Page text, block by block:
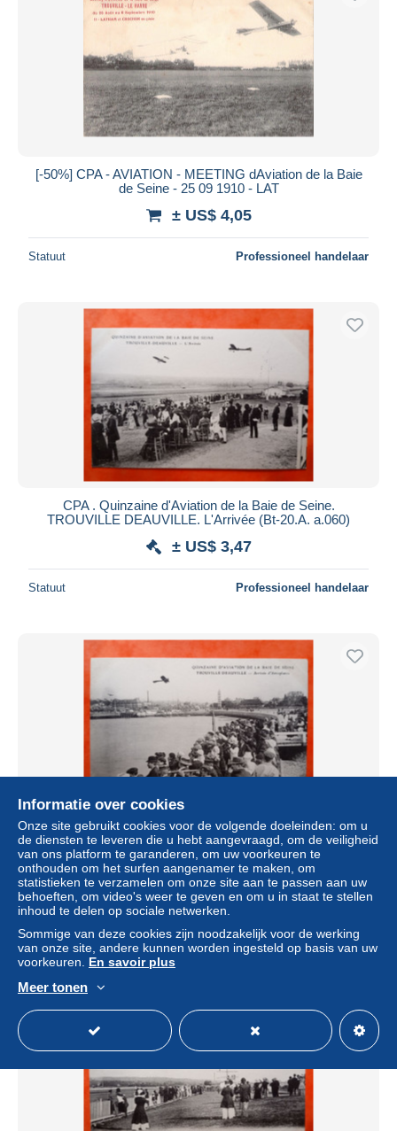
[-50%] CPA - AVIATION - MEETING dAviation de la Baie
de Seine - 25 09 1910 - LAT
± US$ 4,05
Statuut Professioneel handelaar
CPA . Quinzaine d'Aviation de la Baie de Seine.
TROUVILLE DEAUVILLE. L'Arrivée (Bt-20.A. a.060)
± US$ 3,47
Statuut Professioneel handelaar
CPA . Quinzaine d'Aviation de la Baie de Seine.
TROUVILLE DEAUVILLE. Arrivée d'Aéroplanes. (Bt-20.A.
a.062)
± US$ 3,47
Statuut Professioneel handelaar
Informatie over cookies
Onze site gebruikt cookies voor de volgende doeleinden: om u
de diensten te leveren die u hebt aangevraagd, om de veiligheid
van ons platform te garanderen, om uw voorkeuren te
onthouden om het surfen aangenamer te maken, om
statistieken te verzamelen om onze site aan te passen aan uw
behoeften, om video's weer te geven en om u in staat te stellen
inhoud te delen op sociale netwerken.
Sommige van deze cookies zijn noodzakelijk voor de werking
van onze site, andere kunnen worden ingesteld op basis van uw
voorkeuren. En savoir plus
Meer tonen